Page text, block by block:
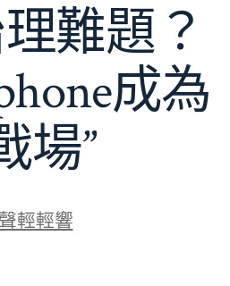
難題？
成為
場”
輕輕響